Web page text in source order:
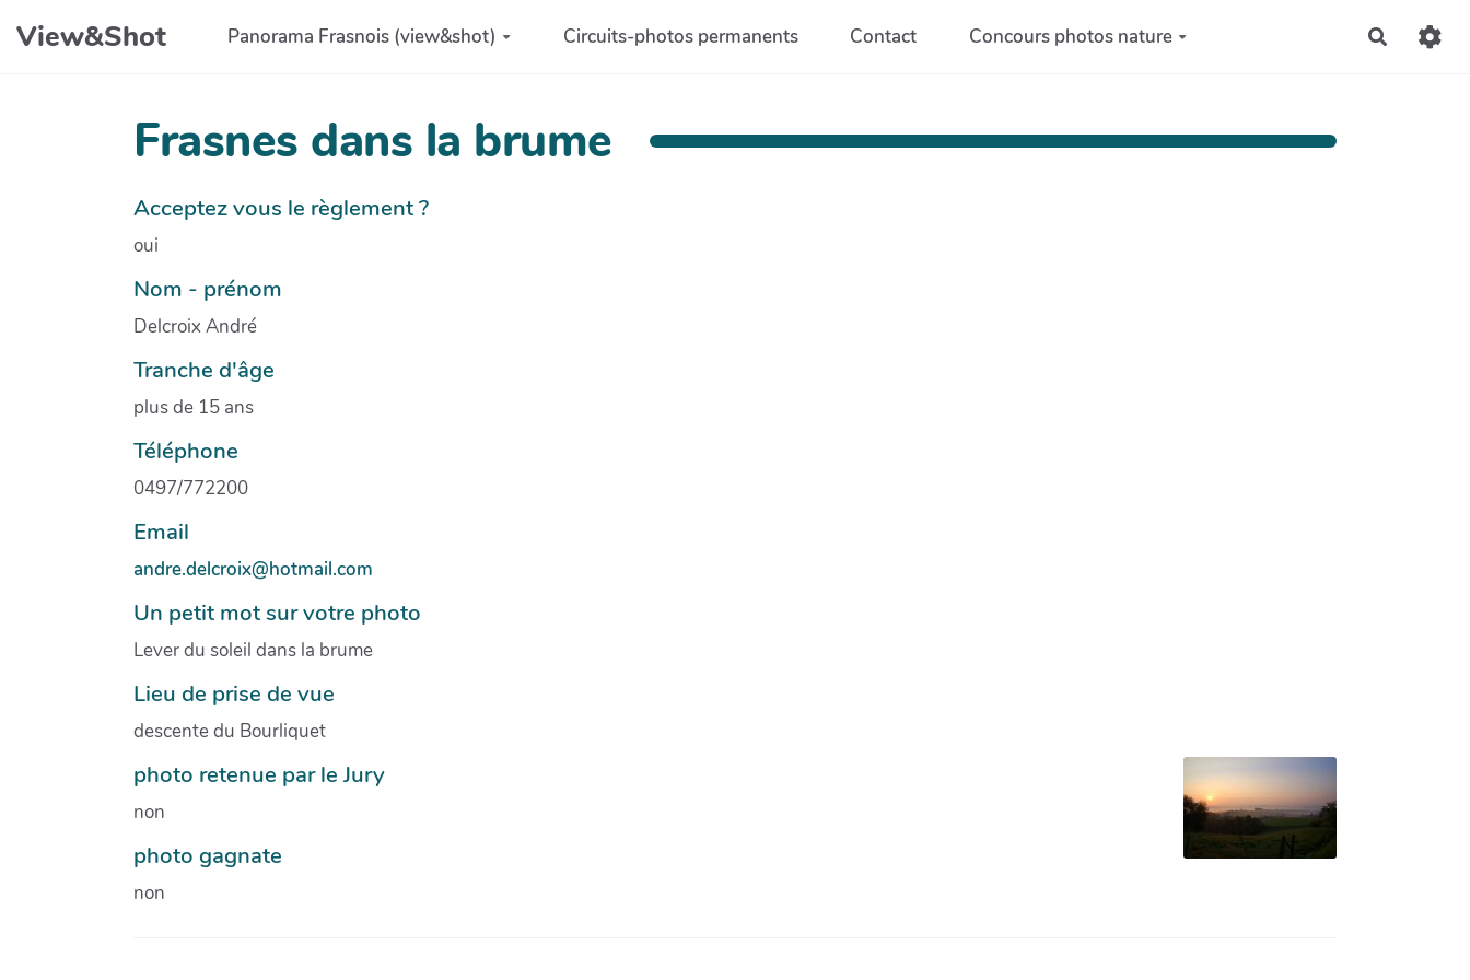
Aller au contenu principal
View&Shot Panorama Frasnois (view&shot) Circuits-photos permanents Contact Concours photos nature
Frasnes dans la brume
Acceptez vous le règlement ?
oui
Nom - prénom
Delcroix André
Tranche d'âge
plus de 15 ans
Téléphone
0497/772200
Email
andre.delcroix@hotmail.com
Un petit mot sur votre photo
Lever du soleil dans la brume
Lieu de prise de vue
descente du Bourliquet
photo retenue par le Jury
non
photo gagnate
non